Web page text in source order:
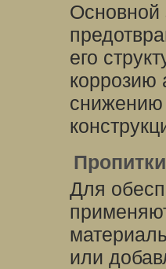
Основной
его
коррозию
снижению
Для
или